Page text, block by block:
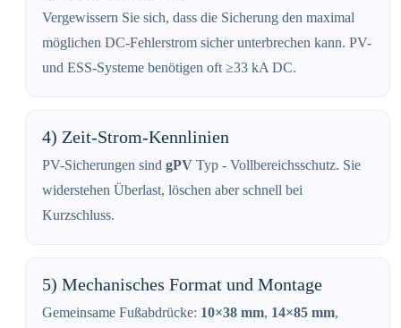
Vergewissern Sie sich, dass die Sicherung den maximal
möglichen DC-Fehlerstrom sicher unterbrechen kann. PV-
und ESS-Systeme benötigen oft ≥33 kA DC.
4) Zeit-Strom-Kennlinien
PV-Sicherungen sind gPV Typ - Vollbereichsschutz. Sie
widerstehen Überlast, löschen aber schnell bei
Kurzschluss.
5) Mechanisches Format und Montage
Gemeinsame Fußabdrücke: 10×38 mm, 14×85 mm,